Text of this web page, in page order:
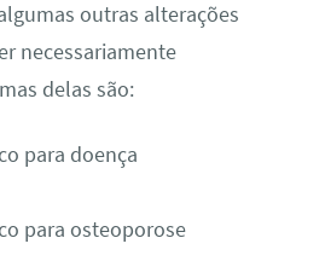
outras alterações
necessariamente
delas são:
para doença
para osteoporose